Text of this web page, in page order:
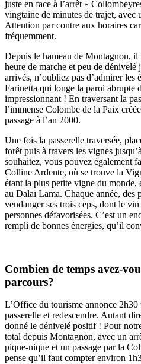
juste en face à l’arrêt «
vingtaine de minutes de trajet, avec
Attention par contre aux horaires
fréquemment.
Depuis le hameau de Montagnon, il
heure de marche et peu de dénivelé
arrivés, n’oubliez pas d’admirer les
Farinetta qui longe la paroi abrupte
impressionnant ! En traversant la
l’immense Colombe de la Paix
passage à l’an 2000.
Une fois la passerelle traversée,
forêt puis à travers les vignes
souhaitez, vous pouvez également
Colline Ardente, où se trouve la
étant la plus petite vigne du monde,
au Dalaï Lama. Chaque année, des
vendanger ses trois ceps, dont le
personnes défavorisées. C’est un
rempli de bonnes énergies, qu’il
Combien de temps avez-
parcours?
L’Office du tourisme annonce 2h30
passerelle et redescendre. Autant
donné le dénivelé positif ! Pour
total depuis Montagnon, avec un
pique-nique et un passage par la
pense qu’il faut compter environ